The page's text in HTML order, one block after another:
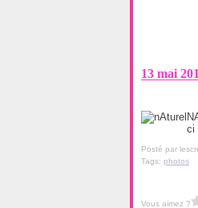
13 mai
ci
Posté par
Tags: photos
Vous aimez ?